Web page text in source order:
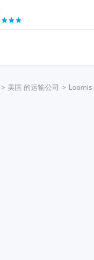
美国 的运输公司 Loomis